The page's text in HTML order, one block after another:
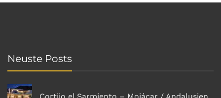
Neuste Posts
Cortijo el Sarmiento – Mojácar / Andalusien